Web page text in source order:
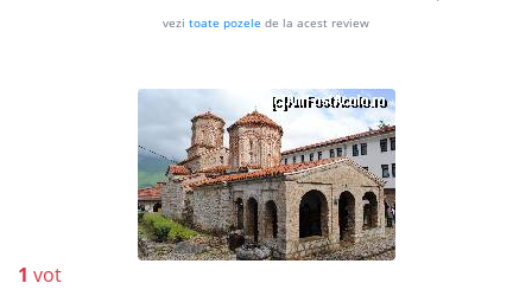
vezi toate pozele de la acest review
1 vot